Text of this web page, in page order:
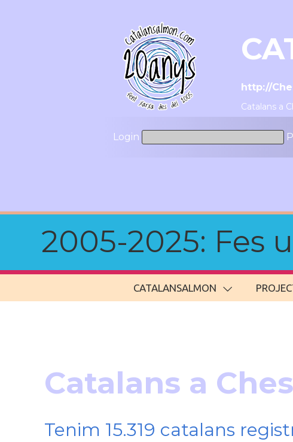
http://
Catalans a
Login
2005-2025: Fes
CATALANSALMON
Catalans a
Tenim 15.319 catalans